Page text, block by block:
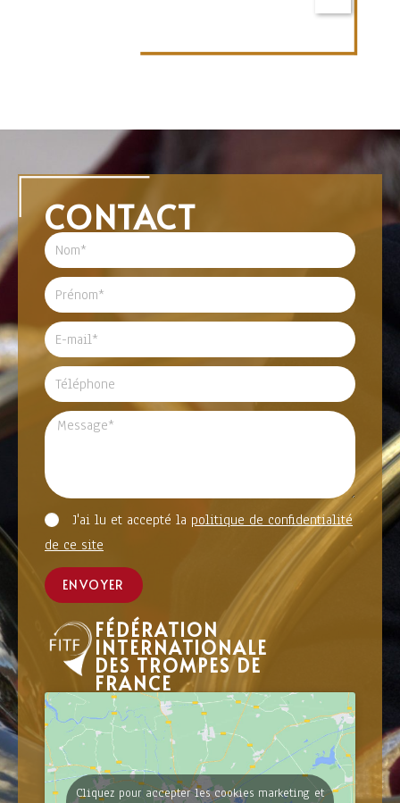
CONTACT
J'ai lu et accepté la politique de confidentialité
de ce site
ENVOYER
FÉDÉRATION
INTERNATIONALE
DES TROMPES DE
FRANCE
Cliquez pour accepter les cookies marketing et